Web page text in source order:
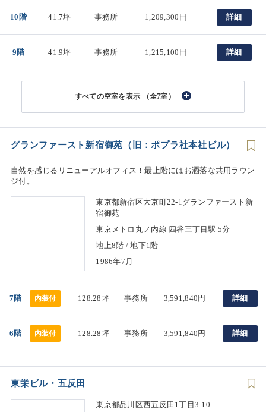
10階 41.7坪 事務所 1,209,300円 詳細
9階 41.9坪 事務所 1,215,100円 詳細
（全7室）
グランファースト新宿御苑（旧：ポプラ社本社ビル）
自然を感じるリニューアルオフィス！最上階にはお洒落な共用ラウン
ジ付。
東京都新宿区大京町22-1グランファースト新
宿御苑
東京メトロ丸ノ内線 四谷三丁目駅 5分
地上8階 / 地下1階
1986年7月
7階 内装付 128.28坪 事務所 3,591,840円 詳細
6階 内装付 128.28坪 事務所 3,591,840円 詳細
東栄ビル・五反田
東京都品川区西五反田1丁目3-10